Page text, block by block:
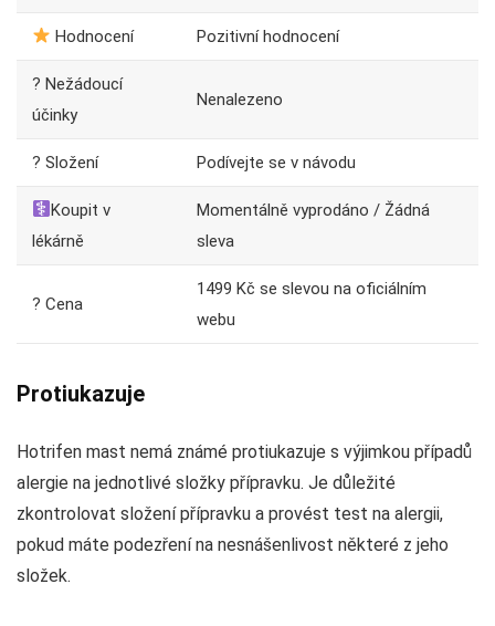
Hodnocení Pozitivní hodnocení
? Nežádoucí
účinky
Nenalezeno
? Složení Podívejte se v návodu
Koupit v
lékárně
Momentálně vyprodáno / Žádná
sleva
? Cena
1499 Kč se slevou na oficiálním
webu
Protiukazuje
Hotrifen mast nemá známé protiukazuje s výjimkou případů
alergie na jednotlivé složky přípravku. Je důležité
zkontrolovat složení přípravku a provést test na alergii,
pokud máte podezření na nesnášenlivost některé z jeho
složek.